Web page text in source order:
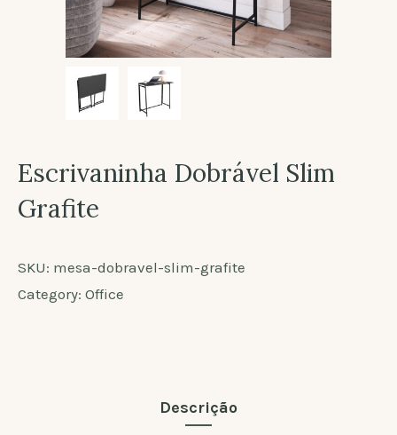
Escrivaninha Dobrável Slim
Grafite
SKU: mesa-dobravel-slim-grafite
Category: Office
Descrição